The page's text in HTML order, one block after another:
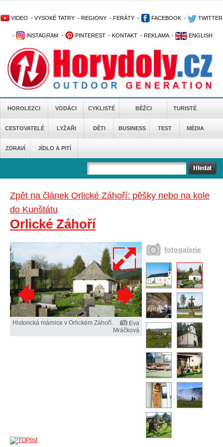
VIDEO - VYSOKÉ TATRY - REGIONY - FERÁTY - FACEBOOK - TWITTER
- INSTAGRAM - PINTEREST - KONTAKT - REKLAMA - ENGLISH
HOROLEZCI VODÁCI CYKLISTÉ BĚŽCI TURISTÉ
CESTOVATELÉ LYŽAŘI DĚTI BUSINESS TEST MÉDIA
ZDRAVÍ JÍDLO A PITÍ
Zpět na článek Orlické Záhoří: pěšky nebo na kole
do Kunštátu
Orlické Záhoří
Historická márnice v Orlickém Záhoří.
Eva
Mráčková
fotogalerie